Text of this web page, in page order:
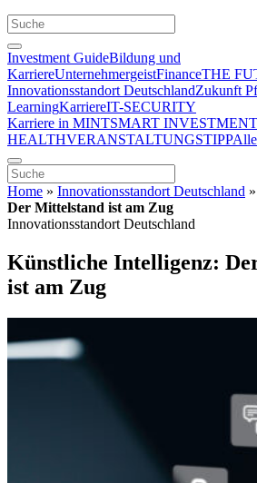
Investment GuideBildung und
KarriereUnternehmergeistFinanceTHE
Innovationsstandort DeutschlandZukunft
LearningKarriereIT-SECURITY
Karriere in MINTSMART
HEALTHVERANSTALTUNGSTIPP
Home » Innovationsstandort Deutschland »
Der Mittelstand ist am Zug
Innovationsstandort Deutschland
Künstliche Intelligenz:
ist am Zug